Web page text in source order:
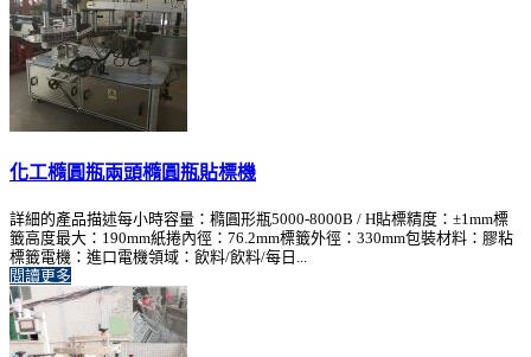
化工橢圓瓶兩頭橢圓瓶貼標機
詳細的產品描述每小時容量：橢圓形瓶5000-8000B / H貼標精度：±1mm標
籤高度最大：190mm紙捲內徑：76.2mm標籤外徑：330mm包裝材料：膠粘
標籤電機：進口電機領域：飲料/飲料/每日...
閱讀更多